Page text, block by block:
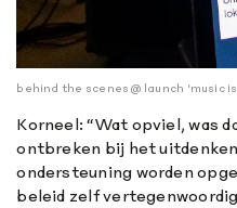
behind the scenes @ launch ‘music
Korneel: “Wat opviel, was
ontbreken bij het
ondersteuning worden
beleid zelf